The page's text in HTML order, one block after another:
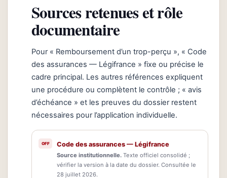
Sources retenues et rôle
documentaire
Pour « Remboursement d’un trop-perçu », « Code
des assurances — Légifrance » fixe ou précise le
cadre principal. Les autres références expliquent
une procédure ou complètent le contrôle ; « avis
d’échéance » et les preuves du dossier restent
nécessaires pour l’application individuelle.
Code des assurances — Légifrance
Source institutionnelle. Texte officiel consolidé ;
vérifier la version à la date du dossier. Consultée le
28 juillet 2026.